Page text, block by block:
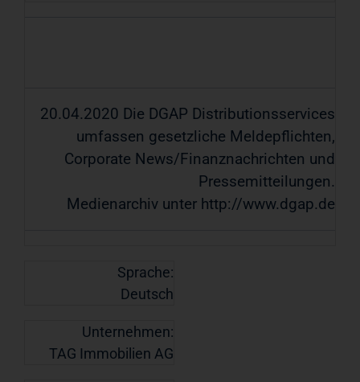
20.04.2020 Die DGAP Distributionsservices
umfassen gesetzliche Meldepflichten,
Corporate News/Finanznachrichten und
Pressemitteilungen.
Medienarchiv unter http://www.dgap.de
Sprache:
Deutsch
Unternehmen:
TAG Immobilien AG